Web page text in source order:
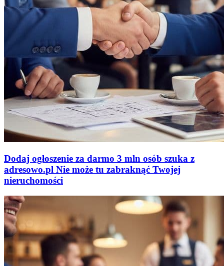
Dodaj ogłoszenie za darmo 3 mln osób szuka z
adresowo.pl Nie może tu zabraknąć Twojej
nieruchomości